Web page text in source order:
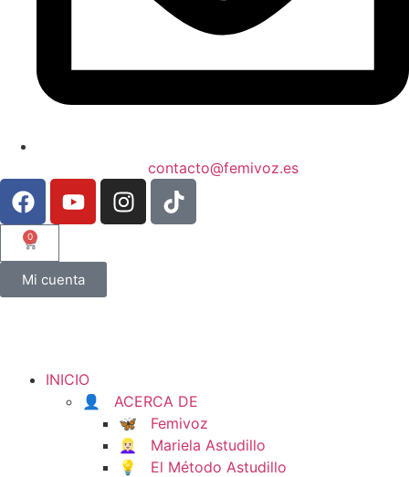
contacto@femivoz.es
0
Mi cuenta
INICIO
👤 ACERCA DE
🦋 Femivoz
👱🏻‍♀️ Mariela Astudillo
💡 El Método Astudillo